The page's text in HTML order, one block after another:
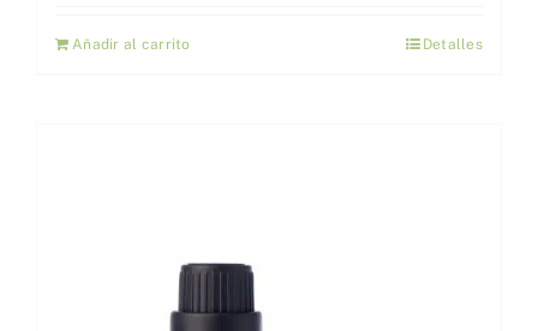
Añadir al carrito Detalles